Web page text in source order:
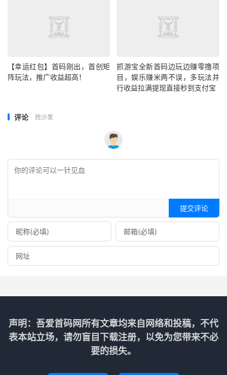
【幸运红包】首码刚出，首创矩
阵玩法，推广收益超高！
抓游宝全新首码边玩边赚零撸项
目，娱乐赚米两不误，多玩法并
行收益拉满提现直接秒到支付宝
评论 抢沙发
提交评论
声明：吾爱首码网所有文章均来自网络和投稿，不代
表本站立场，请勿盲目下载注册，以免为您带来不必
要的损失。